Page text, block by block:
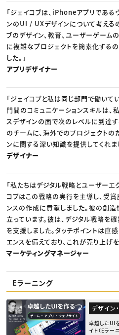
「ジェイコブは、iPhoneアプリである
ンのUI / UXデザインについて考える
ブのデザイン、教育、ユーザーゲーム
に複雑なプロジェクトを簡素化する
した。」
アプリデザイナー
「ジェイコブと私は同じ部門で働いて
門間のコミュニケーションスキルは、
スデザインの面で次のレベルに到達
のチームに、海外でのプロジェクト
ンに関する深い知識を提供してくれま
デザイナー
「私たちはデジタル戦略とユーザーエ
コブはこの戦略の実行を主導し、受
ンスの作成に貢献しました。彼の創
立っています。彼は、デジタル戦略を
を支援しました。タッチポイントは直
エンスを備えており、これが売り上げ
マーケティングマネージャー
Eラーニング
デザイン
卓越したUI
イト（Eラー